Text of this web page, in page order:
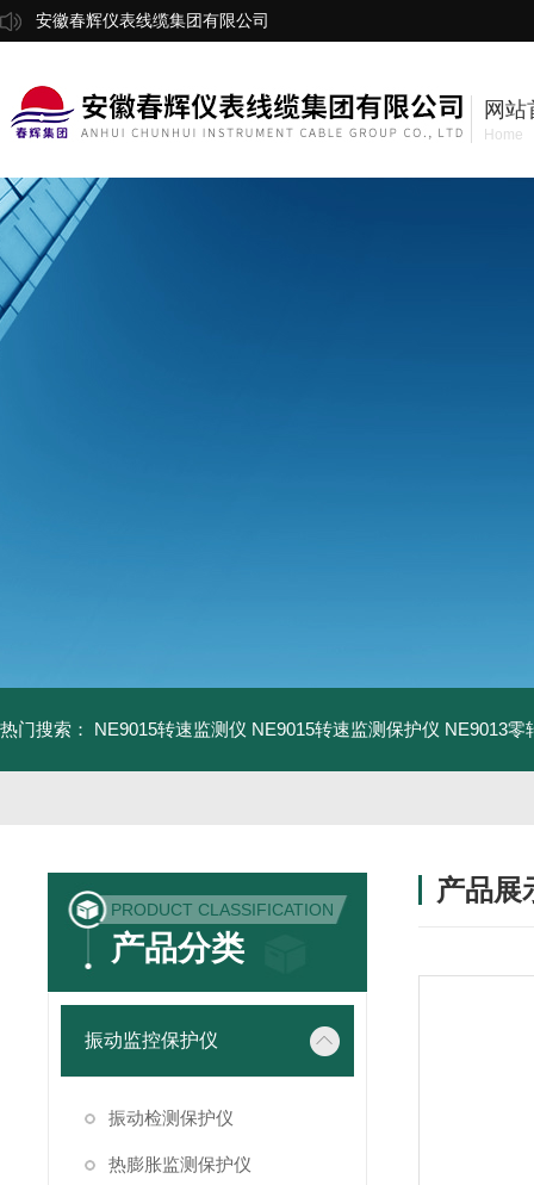
安徽春辉仪表线缆集团有限公司
网站
Home
热门搜索： NE9015转速监测仪 NE9015转速监测保护仪 NE9013零
PRODUCT CLASSIFICATION
产品分类
振动监控保护仪
振动检测保护仪
热膨胀监测保护仪
产品展